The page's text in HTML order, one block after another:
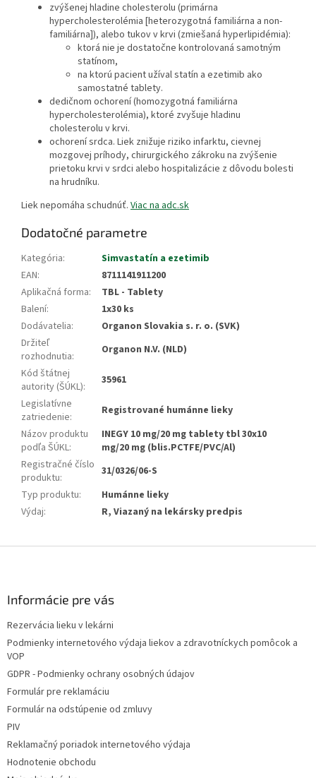
zvýšenej hladine cholesterolu (primárna
hypercholesterolémia [heterozygotná familiárna a non-
familiárna]), alebo tukov v krvi (zmiešaná hyperlipidémia):
ktorá nie je dostatočne kontrolovaná samotným
statínom,
na ktorú pacient užíval statín a ezetimib ako
samostatné tablety.
dedičnom ochorení (homozygotná familiárna
hypercholesterolémia), ktoré zvyšuje hladinu
cholesterolu v krvi.
ochorení srdca. Liek znižuje riziko infarktu, cievnej
mozgovej príhody, chirurgického zákroku na zvýšenie
prietoku krvi v srdci alebo hospitalizácie z dôvodu bolesti
na hrudníku.
Liek nepomáha schudnúť. Viac na adc.sk
Dodatočné parametre
Kategória:
Simvastatín a ezetimib
EAN:
8711141911200
Aplikačná forma:
TBL - Tablety
Balení:
1x30 ks
Dodávatelia:
Organon Slovakia s. r. o. (SVK)
Držiteľ
rozhodnutia:
Organon N.V. (NLD)
Kód štátnej
autority (ŠÚKL):
35961
Legislatívne
zatriedenie:
Registrované humánne lieky
Názov produktu
podľa ŠÚKL:
INEGY 10 mg/20 mg tablety tbl 30x10
mg/20 mg (blis.PCTFE/PVC/Al)
Registračné číslo
produktu:
31/0326/06-S
Typ produktu:
Humánne lieky
Výdaj: R, Viazaný na lekársky predpis
Informácie pre vás
Rezervácia lieku v lekárni
Podmienky internetového výdaja liekov a zdravotníckych pomôcok a
VOP
GDPR - Podmienky ochrany osobných údajov
Formulár pre reklamáciu
Formulár na odstúpenie od zmluvy
PIV
Reklamačný poriadok internetového výdaja
Hodnotenie obchodu